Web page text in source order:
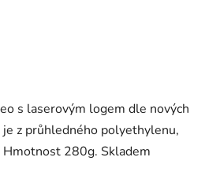
s laserovým logem dle nových
je z průhledného polyethylenu,
280g. Skladem